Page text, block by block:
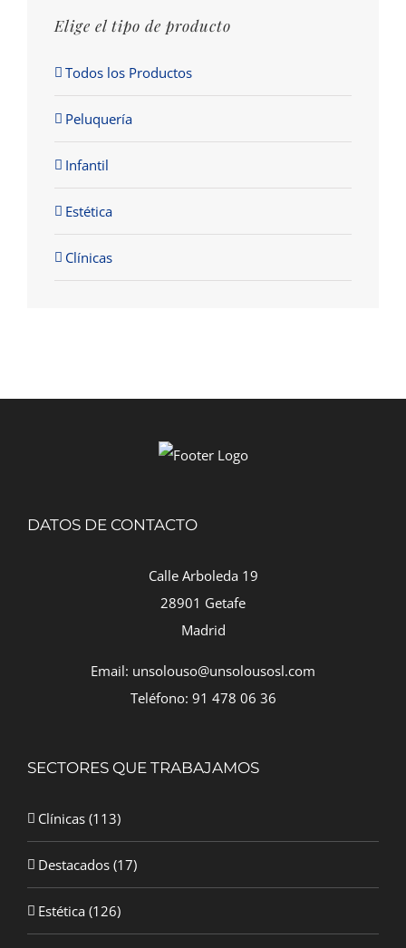
Elige el tipo de producto
Todos los Productos
Peluquería
Infantil
Estética
Clínicas
DATOS DE CONTACTO
Calle Arboleda 19
28901 Getafe
Madrid
Email: unsolouso@unsolousosl.com
Teléfono: 91 478 06 36
SECTORES QUE TRABAJAMOS
Clínicas (113)
Destacados (17)
Estética (126)